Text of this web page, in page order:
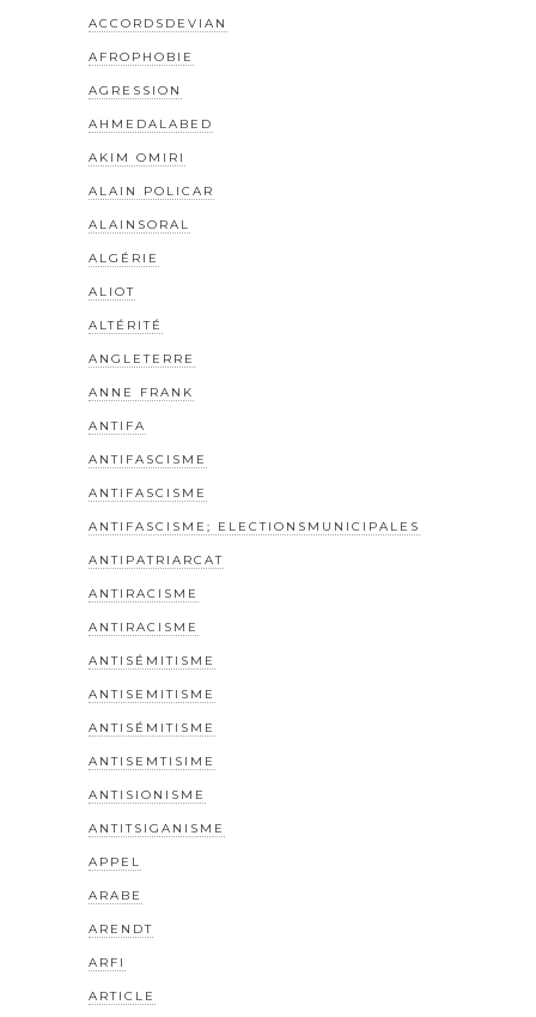
ACCORDSDEVIAN
AFROPHOBIE
AGRESSION
AHMEDALABED
AKIM OMIRI
ALAIN POLICAR
ALAINSORAL
ALGÉRIE
ALIOT
ALTÉRITÉ
ANGLETERRE
ANNE FRANK
ANTIFA
ANTIFASCISME
ANTIFASCISME
ANTIFASCISME; ELECTIONSMUNICIPALES
ANTIPATRIARCAT
ANTIRACISME
ANTIRACISME
ANTISÉMITISME
ANTISEMITISME
ANTISÉMITISME
ANTISEMTISIME
ANTISIONISME
ANTITSIGANISME
APPEL
ARABE
ARENDT
ARFI
ARTICLE